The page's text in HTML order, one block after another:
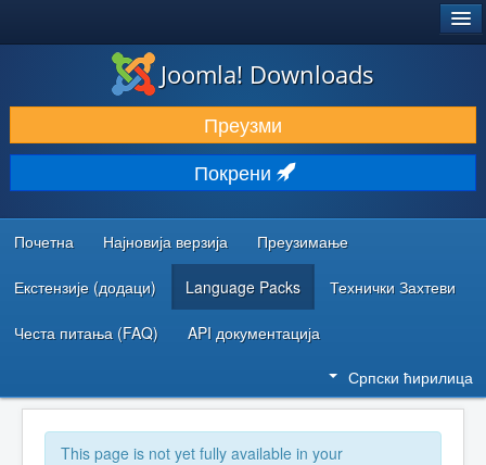
ПРЕУЗИМАЊЕ И ПРОШИРЕЊА (ЕКСТЕНЗИЈЕ)
ОТКРИЈТЕ И НАУЧИТЕ
ЗАЈЕДНИЦА И ПОДРШКА
РЕСУРСИ ЗА РАЗВОЈ
Joomla! Downloads
Преузми
Покрени
Почетна Најновија верзија Преузимање
Екстензије (додаци) Language Packs Технички Захтеви
Честа питања (FAQ) API документација
Српски ћирилица
This page is not yet fully available in your